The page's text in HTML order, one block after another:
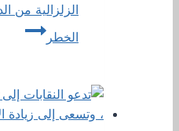
الزلزالية من
الخطر